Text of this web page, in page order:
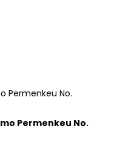
Permenkeu No.